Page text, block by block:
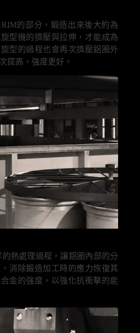
的部分，鍛造出來後大約為
型機的擠壓與拉伸，才能成為
型的過程也會再次擠壓鋁圈外
提高，強度更好。
的熱處理過程，讓鋁圈內部的分
消除鍛造加工時的應力恢復其
金的強度，以強化抗衝擊的能